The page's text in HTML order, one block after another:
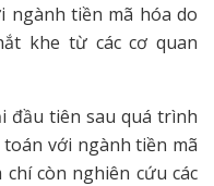
ngành tiền mã hóa do
khe từ các cơ quan
đầu tiên sau quá trình
với ngành tiền mã
chí còn nghiên cứu các